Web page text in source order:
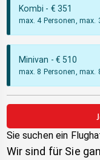
Kombi - € 351
max. 4 Personen, max.
Minivan - € 510
max. 8 Personen, max.
Sie suchen ein
Wir sind für Sie